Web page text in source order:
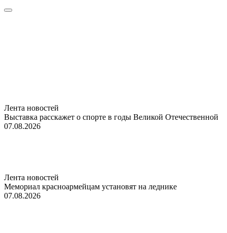
Лента новостей
Выставка расскажет о спорте в годы Великой Отечественной
07.08.2026
Лента новостей
Мемориал красноармейцам установят на леднике
07.08.2026